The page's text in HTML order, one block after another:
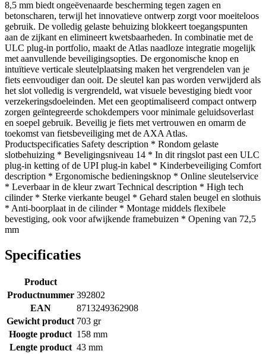
8,5 mm biedt ongeëvenaarde bescherming tegen zagen en
betonscharen, terwijl het innovatieve ontwerp zorgt voor moeiteloos
gebruik. De volledig gelaste behuizing blokkeert toegangspunten
aan de zijkant en elimineert kwetsbaarheden. In combinatie met de
ULC plug-in portfolio, maakt de Atlas naadloze integratie mogelijk
met aanvullende beveiligingsopties. De ergonomische knop en
intuïtieve verticale sleutelplaatsing maken het vergrendelen van je
fiets eenvoudiger dan ooit. De sleutel kan pas worden verwijderd als
het slot volledig is vergrendeld, wat visuele bevestiging biedt voor
verzekeringsdoeleinden. Met een geoptimaliseerd compact ontwerp
zorgen geïntegreerde schokdempers voor minimale geluidsoverlast
en soepel gebruik. Beveilig je fiets met vertrouwen en omarm de
toekomst van fietsbeveiliging met de AXA Atlas.
Productspecificaties Safety description * Rondom gelaste
slotbehuizing * Beveligingsniveau 14 * In dit ringslot past een ULC
plug-in ketting of de UPI plug-in kabel * Kinderbeveiliging Comfort
description * Ergonomische bedieningsknop * Online sleutelservice
* Leverbaar in de kleur zwart Technical description * High tech
cilinder * Sterke vierkante beugel * Gehard stalen beugel en slothuis
* Anti-boorplaat in de cilinder * Montage middels flexibele
bevestiging, ook voor afwijkende framebuizen * Opening van 72,5
mm
Specificaties
Product
Productnummer 392802
EAN
8713249362908
Gewicht product 703 gr
Hoogte product 158 mm
Lengte product 43 mm